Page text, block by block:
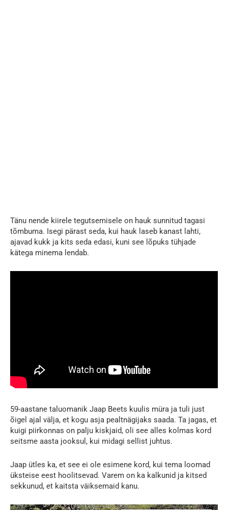
Tänu nende kiirele tegutsemisele on hauk sunnitud tagasi
tõmbuma. Isegi pärast seda, kui hauk laseb kanast lahti,
ajavad kukk ja kits seda edasi, kuni see lõpuks tühjade
kätega minema lendab.
59-aastane taluomanik Jaap Beets kuulis müra ja tuli just
õigel ajal välja, et kogu asja pealtnägijaks saada. Ta jagas, et
kuigi piirkonnas on palju kiskjaid, oli see alles kolmas kord
seitsme aasta jooksul, kui midagi sellist juhtus.
Jaap ütles ka, et see ei ole esimene kord, kui tema loomad
üksteise eest hoolitsevad. Varem on ka kalkunid ja kitsed
sekkunud, et kaitsta väiksemaid kanu.